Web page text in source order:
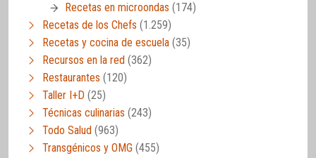
Recetas en microondas (174)
Recetas de los Chefs (1.259)
Recetas y cocina de escuela (35)
Recursos en la red (362)
Restaurantes (120)
Taller I+D (25)
Técnicas culinarias (243)
Todo Salud (963)
Transgénicos y OMG (455)